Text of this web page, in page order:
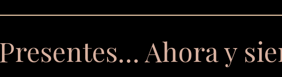
Presentes… Ahora y